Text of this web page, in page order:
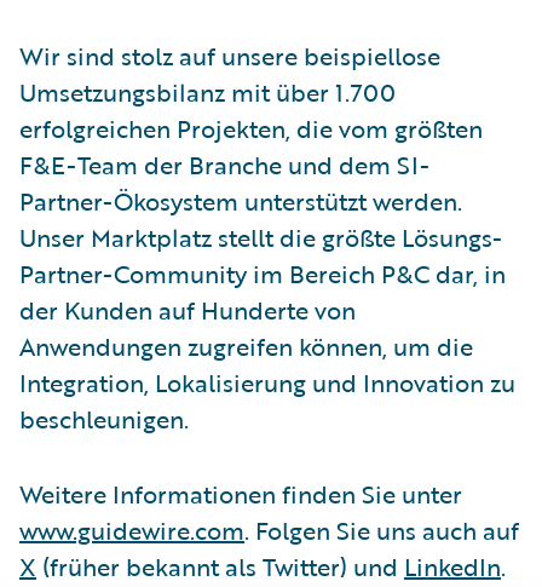
Wir sind stolz auf unsere beispiellose
Umsetzungsbilanz mit über 1.700
erfolgreichen Projekten, die vom größten
F&E-Team der Branche und dem SI-
Partner-Ökosystem unterstützt werden.
Unser Marktplatz stellt die größte Lösungs-
Partner-Community im Bereich P&C dar, in
der Kunden auf Hunderte von
Anwendungen zugreifen können, um die
Integration, Lokalisierung und Innovation zu
beschleunigen.
Weitere Informationen finden Sie unter
www.guidewire.com. Folgen Sie uns auch auf
X (früher bekannt als Twitter) und LinkedIn.